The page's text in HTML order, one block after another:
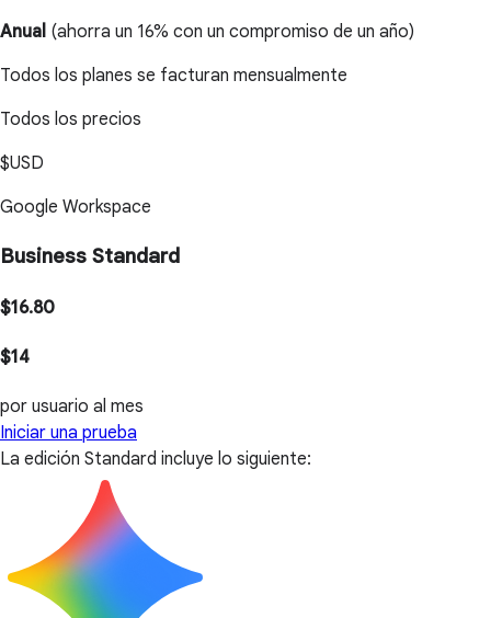
Anual (ahorra un 16% con un compromiso de un año)
Todos los planes se facturan mensualmente
Todos los precios
$USD
Google Workspace
Business Standard
$16.80
$14
por usuario al mes
Iniciar una prueba
La edición Standard incluye lo siguiente: